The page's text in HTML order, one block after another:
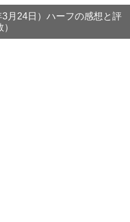
月24日）ハーフの感想と評